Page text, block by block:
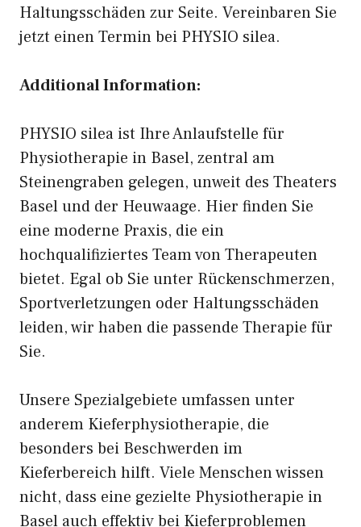
Haltungsschäden zur Seite. Vereinbaren Sie
jetzt einen Termin bei PHYSIO silea.
Additional Information:
PHYSIO silea ist Ihre Anlaufstelle für
Physiotherapie in Basel, zentral am
Steinengraben gelegen, unweit des Theaters
Basel und der Heuwaage. Hier finden Sie
eine moderne Praxis, die ein
hochqualifiziertes Team von Therapeuten
bietet. Egal ob Sie unter Rückenschmerzen,
Sportverletzungen oder Haltungsschäden
leiden, wir haben die passende Therapie für
Sie.
Unsere Spezialgebiete umfassen unter
anderem Kieferphysiotherapie, die
besonders bei Beschwerden im
Kieferbereich hilft. Viele Menschen wissen
nicht, dass eine gezielte Physiotherapie in
Basel auch effektiv bei Kieferproblemen